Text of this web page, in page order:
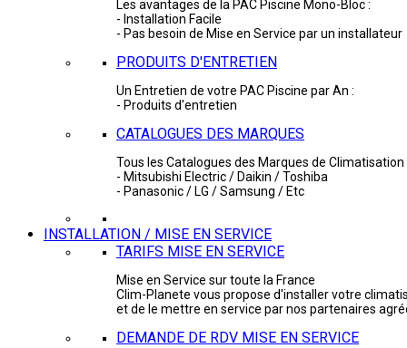
Les avantages de la PAC Piscine Mono-Bloc :
- Installation Facile
- Pas besoin de Mise en Service par un installateur
PRODUITS D'ENTRETIEN
Un Entretien de votre PAC Piscine par An :
- Produits d'entretien
CATALOGUES DES MARQUES
Tous les Catalogues des Marques de Climatisation
- Mitsubishi Electric / Daikin / Toshiba
- Panasonic / LG / Samsung / Etc
INSTALLATION / MISE EN SERVICE
TARIFS MISE EN SERVICE
Mise en Service sur toute la France
Clim-Planete vous propose d'installer votre
et de le mettre en service par nos partenaires
DEMANDE DE RDV MISE EN SERVICE